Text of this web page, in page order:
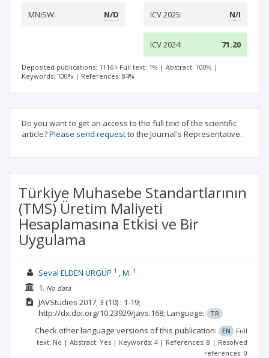
MNiSW:
N/D ICV 2025: N/I
ICV 2024: 71.20
Deposited publications: 1116 Full text: 1% | Abstract: 100% |
Keywords: 100% | References: 84%
Do you want to get an access to the full text of the scientific
article?Please send requestto the Journal's Representative.
Türkiye Muhasebe Standartlarının
(TMS) Üretim Maliyeti
Hesaplamasına Etkisi ve Bir
Uygulama
Seval ELDEN ÜRGÜP 1 M. 1
1. No data
JAVStudies 2017; 3 (10) : 1-19;
http://dx.doi.org/10.23929/javs.168; Language: TR
Check other language versions of this publication: EN
Full
text: No | Abstract: Yes | Keywords: 4 | References: 8 | Resolved
references: 0